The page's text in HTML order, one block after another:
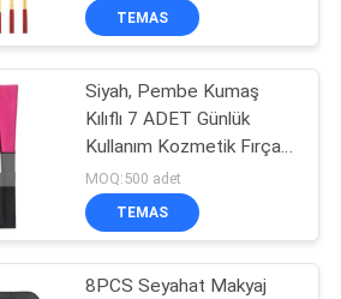
TEMAS
Siyah, Pembe Kumaş
Kılıflı 7 ADET Günlük
Kullanım Kozmetik Fırça
Seti
MOQ:500 adet
TEMAS
8PCS Seyahat Makyaj